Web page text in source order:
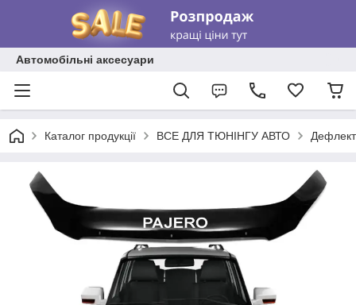
Автомобільні аксесуари
Каталог продукції ВСЕ ДЛЯ ТЮНІНГУ АВТО